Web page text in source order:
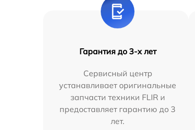
Гарантия до 3-х лет
Сервисный центр
устанавливает оригинальные
запчасти техники FLIR и
предоставляет гарантию до 3
лет.